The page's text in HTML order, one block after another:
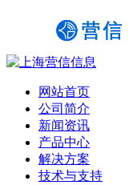
网站首页
公司简介
新闻资讯
产品中心
解决方案
技术与支持